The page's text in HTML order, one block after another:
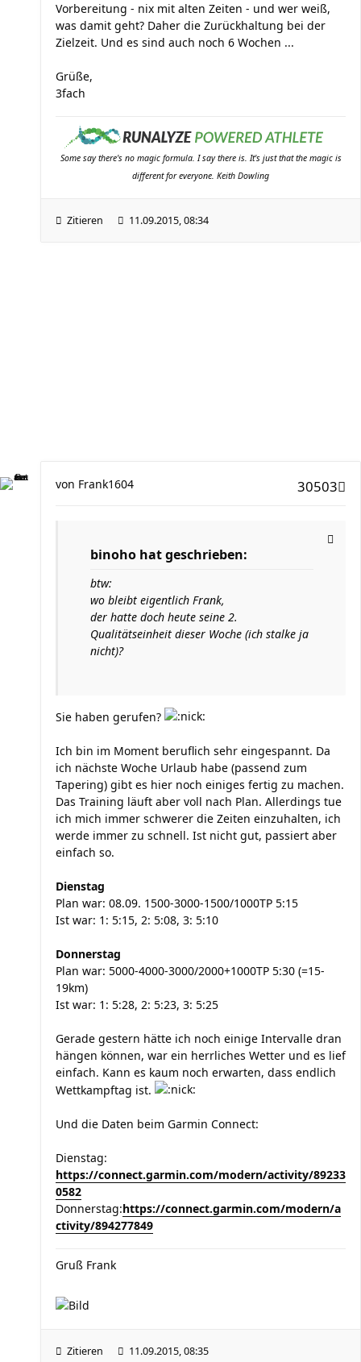
Vorbereitung - nix mit alten Zeiten - und wer weiß,
was damit geht? Daher die Zurückhaltung bei der
Zielzeit. Und es sind auch noch 6 Wochen ...
Grüße,
3fach
Some say there's no magic formula. I say there is. It's just that the magic is
different for everyone. Keith Dowling
Zitieren 11.09.2015, 08:34
30503
von Frank1604
binoho hat geschrieben:
btw:
wo bleibt eigentlich Frank,
der hatte doch heute seine 2.
Qualitätseinheit dieser Woche (ich stalke ja
nicht)?
Sie haben gerufen?
Ich bin im Moment beruflich sehr eingespannt. Da
ich nächste Woche Urlaub habe (passend zum
Tapering) gibt es hier noch einiges fertig zu machen.
Das Training läuft aber voll nach Plan. Allerdings tue
ich mich immer schwerer die Zeiten einzuhalten, ich
werde immer zu schnell. Ist nicht gut, passiert aber
einfach so.
Dienstag
Plan war: 08.09. 1500-3000-1500/1000TP 5:15
Ist war: 1: 5:15, 2: 5:08, 3: 5:10
Donnerstag
Plan war: 5000-4000-3000/2000+1000TP 5:30 (=15-
19km)
Ist war: 1: 5:28, 2: 5:23, 3: 5:25
Gerade gestern hätte ich noch einige Intervalle dran
hängen können, war ein herrliches Wetter und es lief
einfach. Kann es kaum noch erwarten, dass endlich
Wettkampftag ist.
Und die Daten beim Garmin Connect:
Dienstag:
https://connect.garmin.com/modern/activity/89233
0582
Donnerstag:https://connect.garmin.com/modern/a
ctivity/894277849
Gruß Frank
Zitieren 11.09.2015, 08:35